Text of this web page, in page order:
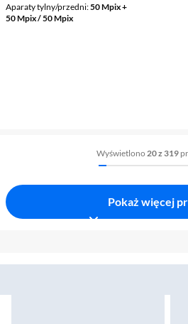
Aparaty tylny/przedni 50 Mpix +
50 Mpix / 50 Mpix
Wyświetlono 20 z 319
Pokaż więcej